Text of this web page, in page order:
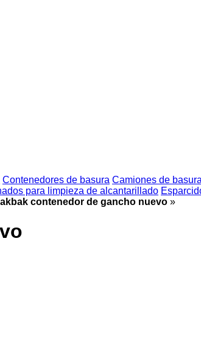
Contenedores de basura Camiones de basura
para limpieza de alcantarillado
contenedor de gancho nuevo »